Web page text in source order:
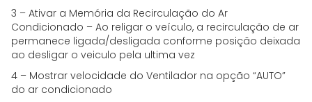
3 – Ativar a Memória da Recirculação do Ar
Condicionado – Ao religar o veículo, a recirculação de ar
permanece ligada/desligada conforme posição deixada
ao desligar o veiculo pela ultima vez
4 – Mostrar velocidade do Ventilador na opção “AUTO”
do ar condicionado